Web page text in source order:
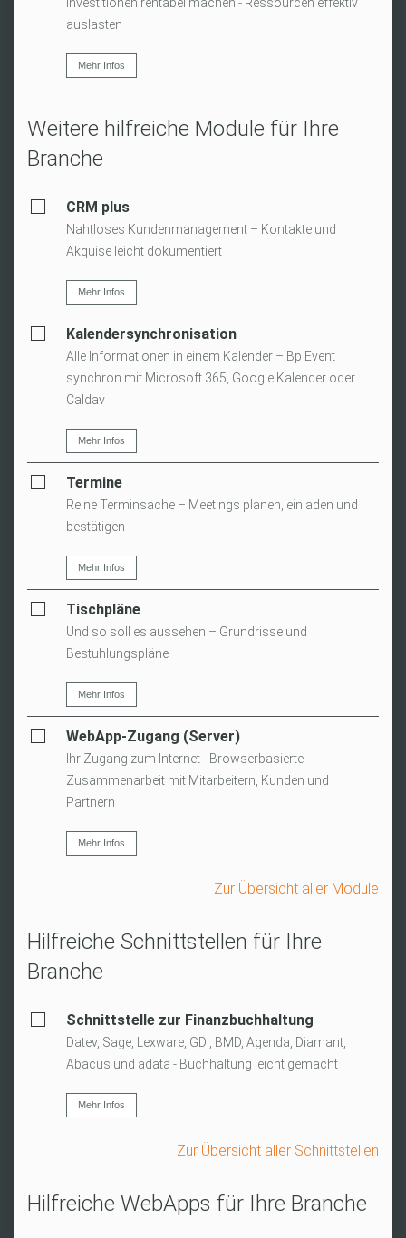
Investitionen rentabel machen - Ressourcen effektiv
auslasten
Mehr Infos
Weitere hilfreiche Module für Ihre
Branche
CRM plus
Nahtloses Kundenmanagement – Kontakte und
Akquise leicht dokumentiert
Mehr Infos
Kalendersynchronisation
Alle Informationen in einem Kalender – Bp Event
synchron mit Microsoft 365, Google Kalender oder
Caldav
Mehr Infos
Termine
Reine Terminsache – Meetings planen, einladen und
bestätigen
Mehr Infos
Tischpläne
Und so soll es aussehen – Grundrisse und
Bestuhlungspläne
Mehr Infos
WebApp-Zugang (Server)
Ihr Zugang zum Internet - Browserbasierte
Zusammenarbeit mit Mitarbeitern, Kunden und
Partnern
Mehr Infos
Zur Übersicht aller Module
Hilfreiche Schnittstellen für Ihre
Branche
Schnittstelle zur Finanzbuchhaltung
Datev, Sage, Lexware, GDI, BMD, Agenda, Diamant,
Abacus und adata - Buchhaltung leicht gemacht
Mehr Infos
Zur Übersicht aller Schnittstellen
Hilfreiche WebApps für Ihre Branche